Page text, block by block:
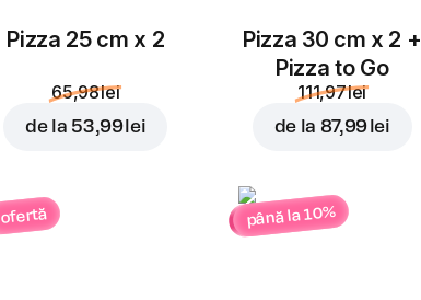
Pizza 25 cm x 2
65,98 lei
de la 53,99 lei
Pizza 30 cm x 2 +
Pizza to Go
111,97 lei
de la 87,99 lei
ofertă până la 10%